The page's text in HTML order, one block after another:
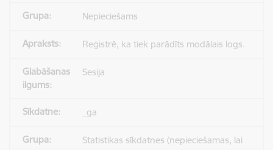
Nepieciešams
Reģistrē, ka tiek parādīts modālais logs.
Sesija
_ga
Statistikas sīkdatnes (nepieciešamas, lai